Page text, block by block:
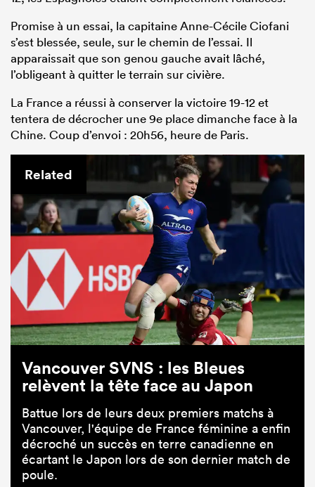
Promise à un essai, la capitaine Anne-Cécile Ciofani
s’est blessée, seule, sur le chemin de l’essai. Il
apparaissait que son genou gauche avait lâché,
l’obligeant à quitter le terrain sur civière.
La France a réussi à conserver la victoire 19-12 et
tentera de décrocher une 9e place dimanche face à la
Chine. Coup d’envoi : 20h56, heure de Paris.
Related
Vancouver SVNS : les Bleues
relèvent la tête face au Japon
Battue lors de leurs deux premiers matchs à
Vancouver, l'équipe de France féminine a enfin
décroché un succès en terre canadienne en
écartant le Japon lors de son dernier match de
poule.